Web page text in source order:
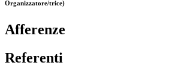
Organizzatore/trice)
Afferenze
Referenti